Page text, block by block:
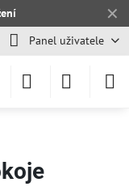
✕
Panel uživatele